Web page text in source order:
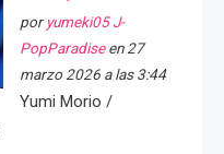
por yumeki05 J-
PopParadiseen 27
marzo 2026 a las 3:44
Yumi Morio /